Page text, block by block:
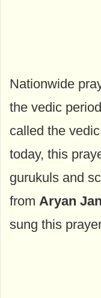
Nationwide
the vedic
called the
today, this
gurukuls and
from Aryan
sung this